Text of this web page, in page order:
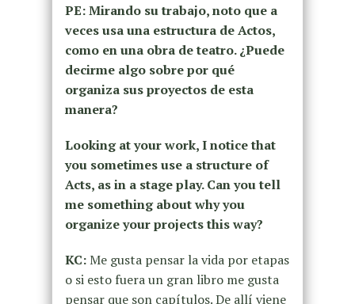
PE: Mirando su trabajo, noto que a
veces usa una estructura de Actos,
como en una obra de teatro. ¿Puede
decirme algo sobre por qué
organiza sus proyectos de esta
manera?
Looking at your work, I notice that
you sometimes use a structure of
Acts, as in a stage play. Can you tell
me something about why you
organize your projects this way?
KC:Me gusta pensar la vida por etapas
o si esto fuera un gran libro me gusta
pensar que son capítulos. De allí viene